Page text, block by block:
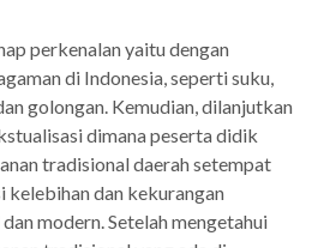
perkenalan yaitu dengan
di Indonesia, seperti suku,
golongan. Kemudian, dilanjutkan
dimana peserta didik
tradisional daerah setempat
kelebihan dan kekurangan
modern. Setelah mengetahui